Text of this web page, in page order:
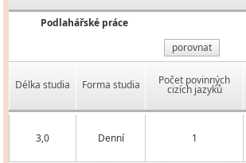
Podlahářské práce
porovnat
Délka studia Forma studia Počet povinných
cizích jazyků
3,0 Denní 1